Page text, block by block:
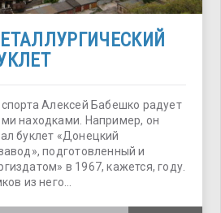
Алексей Бабешко радует
находками. Например, он
буклет «Донецкий
подготовленный и
в 1967, кажется, году.
из него…